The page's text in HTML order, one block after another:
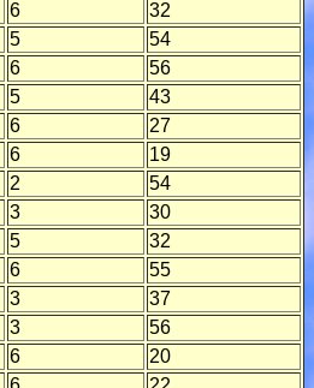
6
32
5
54
6
56
5
43
6
27
6
19
2
54
3
30
5
32
6
55
3
37
3
56
6
20